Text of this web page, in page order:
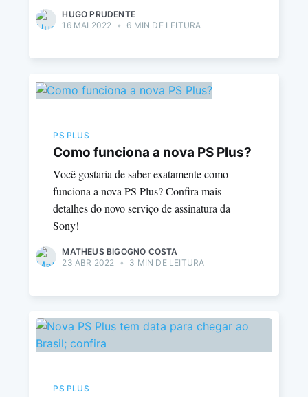
HUGO PRUDENTE
16 MAI 2022 • 6 MIN DE LEITURA
PS PLUS
Como funciona a nova PS Plus?
Você gostaria de saber exatamente como
funciona a nova PS Plus? Confira mais
detalhes do novo serviço de assinatura da
Sony!
MATHEUS BIGOGNO COSTA
23 ABR 2022
• 3 MIN DE LEITURA
PS PLUS